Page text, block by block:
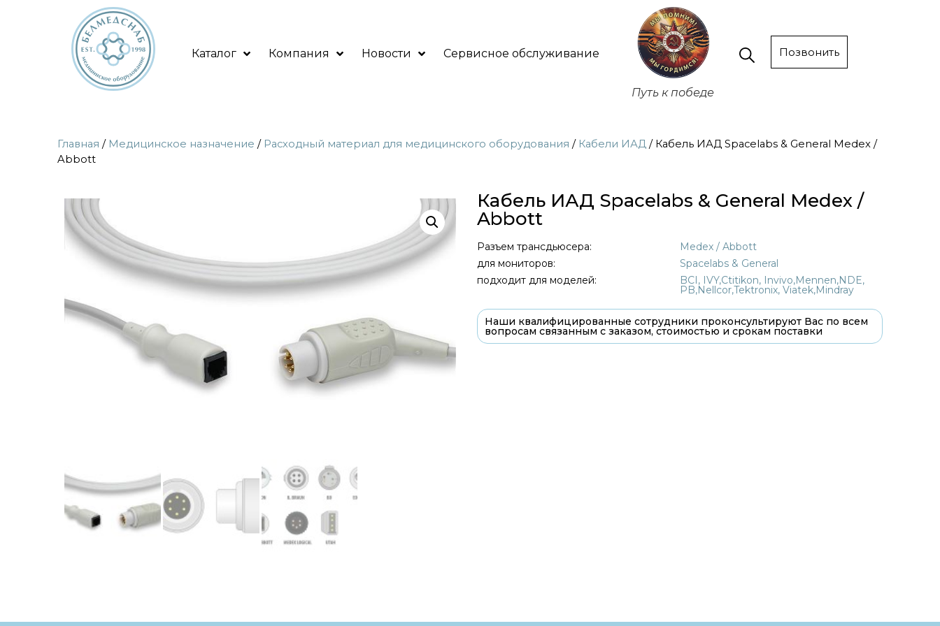
Каталог Компания Новости Сервисное обслуживание
Путь к победе
Позвонить
Главная / Медицинское назначение / Расходный материал для медицинского оборудования / Кабели ИАД / Кабель ИАД Spacelabs & General Medex /
Abbott
Кабель ИАД Spacelabs & General Medex /
Abbott
Разъем трансдьюсера:
Medex / Abbott
для мониторов:
Spacelabs & General
подходит для моделей:
BCI, IVY,Ctitikon, Invivo,Mennen,NDE,
PB,Nellcor,Tektronix, Viatek,Mindray
Наши квалифицированные сотрудники проконсультируют Вас по всем
вопросам связанным с заказом, стоимостью и срокам поставки